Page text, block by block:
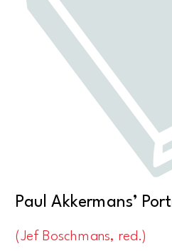
Paul Akkermans’
(Jef Boschmans, red.)